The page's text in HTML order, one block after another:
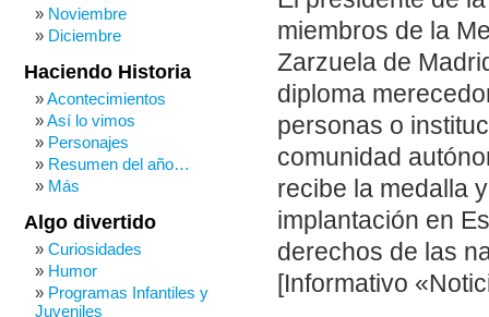
miembros de la
Zarzuela de
diploma
personas o
comunidad
recibe la medalla
implantación en
derechos de las
[Informativo
Noviembre
Diciembre
Haciendo Historia
Acontecimientos
Así lo vimos
Personajes
Resumen del año…
Más
Algo divertido
Curiosidades
Humor
Programas Infantiles y
Juveniles